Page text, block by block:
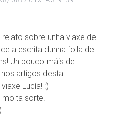
relato sobre unha viaxe de
a escrita dunha folla de
Un pouco máis de
artigos desta
Lucía! :)
moita sorte!